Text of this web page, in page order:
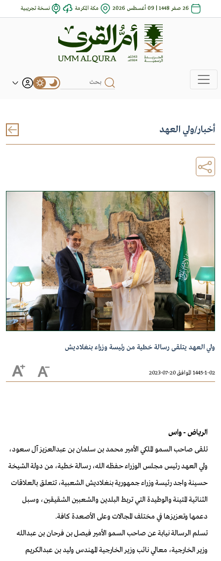
26 صفر 1448 | 09 أغسطس 2026 مكة المكرمة نسخة تجريبية
أخبار/ولي العهد
ولي العهد يتلقى رسالة خطية من رئيسة وزراء بنغلاديش
1445-1-02 الموافق 20-07-2023
الرياض - واس
تلقى صاحب السمو الملكي الأمير محمد بن سلمان بن عبدالعزيز آل سعود،
ولي العهد رئيس مجلس الوزراء حفظه الله، رسالة خطية، من دولة الشيخة
حسينة واجد رئيسة وزراء جمهورية بنغلاديش الشعبية، تتعلق بالعلاقات
الثنائية المتينة والوطيدة التي تربط البلدين والشعبين الشقيقين، وسبل
دعمها وتعزيزها في مختلف المجالات وعلى الأصعدة كافة.
تسلم الرسالة نيابة عن صاحب السمو الأمير فيصل بن فرحان بن عبدالله
وزير الخارجية، معالي نائب وزير الخارجية المهندس وليد بن عبدالكريم